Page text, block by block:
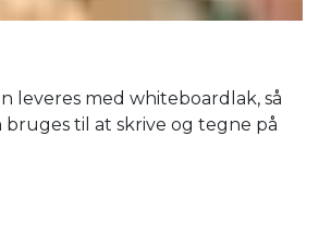
leveres med whiteboardlak, så
til at skrive og tegne på